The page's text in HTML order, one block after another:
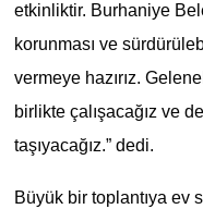
etkinliktir. Burhaniye
korunması ve
vermeye hazırız.
birlikte çalışacağız ve
taşıyacağız.” dedi.
Büyük bir toplantıya ev